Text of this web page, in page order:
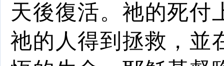
天後復活。祂的死付
祂的人得到拯救，並